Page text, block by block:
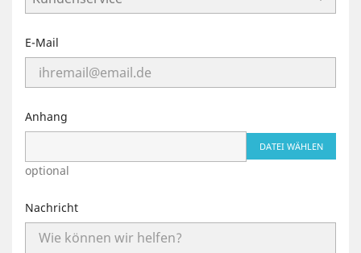
E-Mail
Anhang
DATEI WÄHLEN
optional
Nachricht